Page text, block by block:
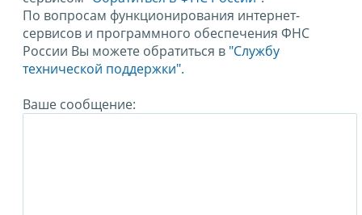
По вопросам функционирования интернет-
сервисов и программного обеспечения ФНС
России Вы можете обратиться в "Службу
технической поддержки".
Ваше сообщение: